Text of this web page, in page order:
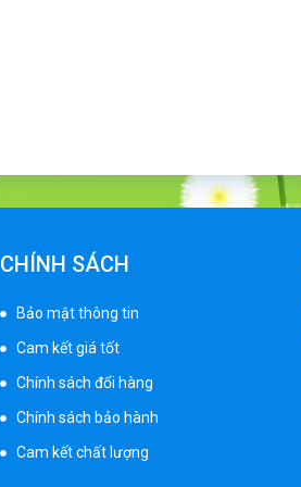
CHÍNH SÁCH
Bảo mật thông tin
Cam kết giá tốt
Chính sách đổi hàng
Chính sách bảo hành
Cam kết chất lượng